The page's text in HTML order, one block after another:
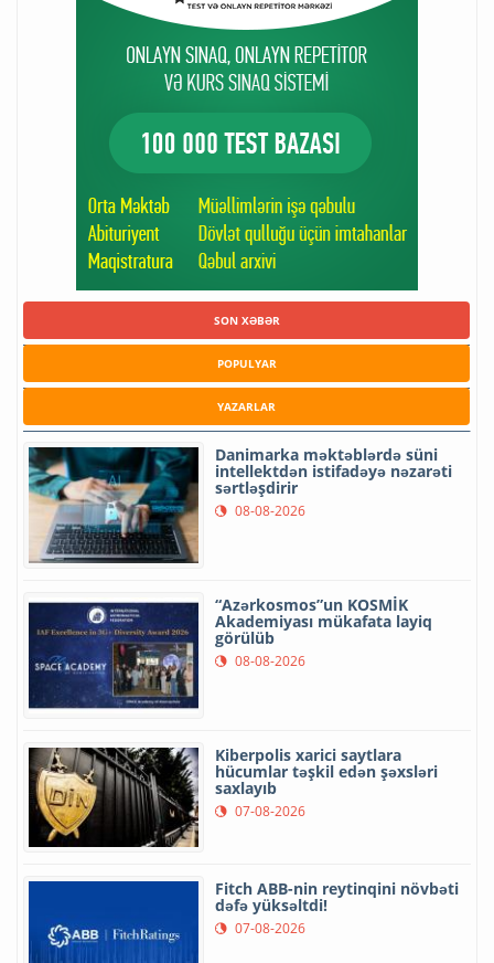
SON XƏBƏR
POPULYAR
YAZARLAR
Danimarka məktəblərdə süni
intellektdən istifadəyə nəzarəti
sərtləşdirir
08-08-2026
“Azərkosmos”un KOSMİK
Akademiyası mükafata layiq
görülüb
08-08-2026
Kiberpolis xarici saytlara
hücumlar təşkil edən şəxsləri
saxlayıb
07-08-2026
Fitch ABB-nin reytinqini növbəti
dəfə yüksəltdi!
07-08-2026